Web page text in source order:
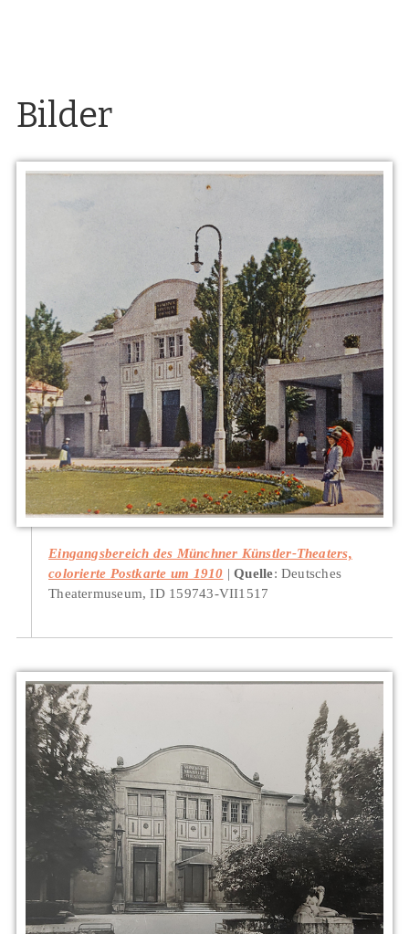
Bilder
Eingangsbereich des Münchner Künstler-Theaters,
colorierte Postkarte um 1910
Quelle: Deutsches
Theatermuseum, ID 159743-VII1517